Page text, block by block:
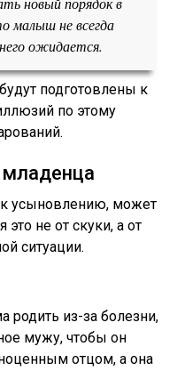
малыш не всегда
ожидается.
подготовлены к
по этому
усыновлению, может
не от скуки, а от
ситуации.
из-за болезни,
мужу, чтобы он
отцом, а она